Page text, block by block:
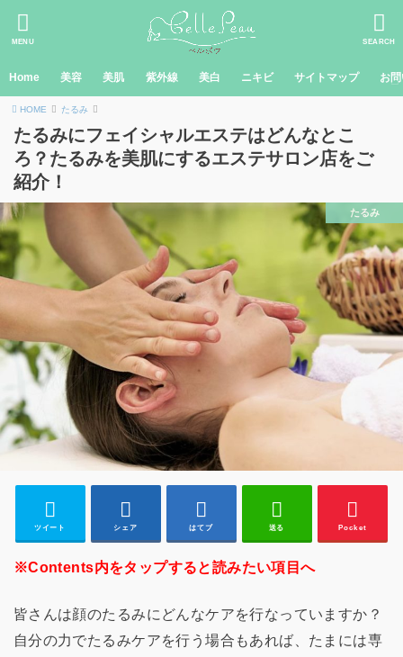
MENU SEARCH
Home 美容 美肌 紫外線 美白 ニキビ サイトマップ お
HOME たるみ
たるみにフェイシャルエステはどんなとこ
ろ？たるみを美肌にするエステサロン店をご
紹介！
たるみ
ツイート シェア はてブ 送る Pocket
※Contents内をタップすると読みたい項目へ
皆さんは顔のたるみにどんなケアを行なっていますか？
自分の力でたるみケアを行う場合もあれば、たまには専